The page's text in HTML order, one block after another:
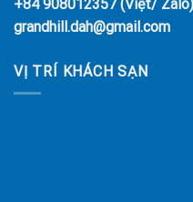
+84 908012357 (Việt/ Zalo)
grandhill.dah@gmail.com
VỊ TRÍ KHÁCH SẠN